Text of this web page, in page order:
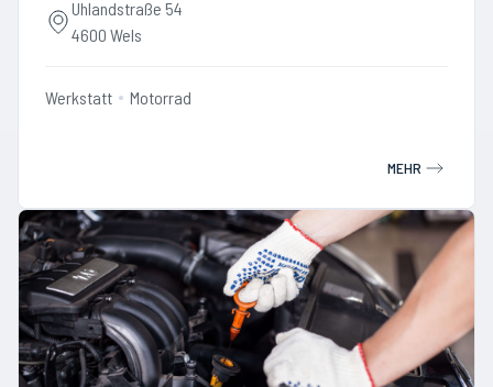
Uhlandstraße 54
4600 Wels
Werkstatt Motorrad
MEHR